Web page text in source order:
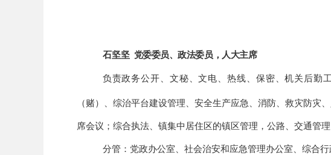
石坚坚 党委委员、政法委员 ， 人大主席
负责政务公开、文秘、文电、热线、保密、机关后勤
（赌）、综治平台建设管理、安全生产应急、消防、救灾防
席会议 ； 综合执法、镇集中居住区的镇区管理，公路、交通管理
分管： 党政办公室、 社会治安和应急管理办公室、综合